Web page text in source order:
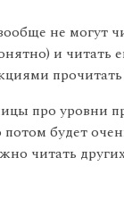
не
и
про уровни
потом будет
читать